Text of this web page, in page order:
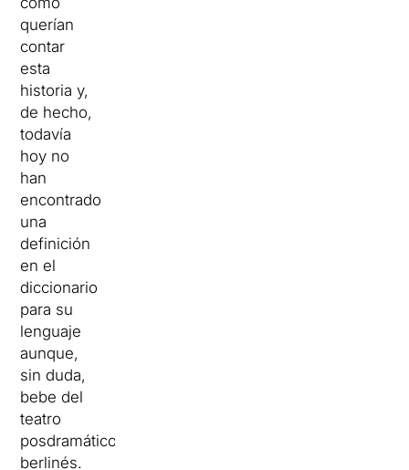
querían
contar
esta
historia y,
de hecho,
todavía
hoy no
han
encontrado
una
definición
en el
diccionario
para su
lenguaje
aunque,
sin duda,
bebe del
teatro
posdramático
berlinés.